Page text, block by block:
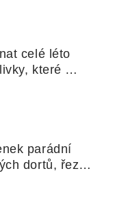
celé léto
které
nudle nebo
parádní
dortů, řezů